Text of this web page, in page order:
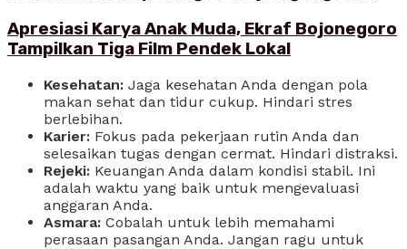
Apresiasi Karya Anak Muda, Ekraf Bojonegoro
Tampilkan Tiga Film Pendek Lokal
Kesehatan: Jaga kesehatan Anda dengan pola
makan sehat dan tidur cukup. Hindari stres
berlebihan.
Karier: Fokus pada pekerjaan rutin Anda dan
selesaikan tugas dengan cermat. Hindari distraksi.
Rejeki: Keuangan Anda dalam kondisi stabil. Ini
adalah waktu yang baik untuk mengevaluasi
anggaran Anda.
Asmara: Cobalah untuk lebih memahami
perasaan pasangan Anda. Jangan ragu untuk